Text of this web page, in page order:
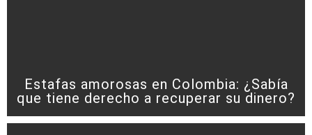
Estafas amorosas en Colombia: ¿Sabía
que tiene derecho a recuperar su dinero?